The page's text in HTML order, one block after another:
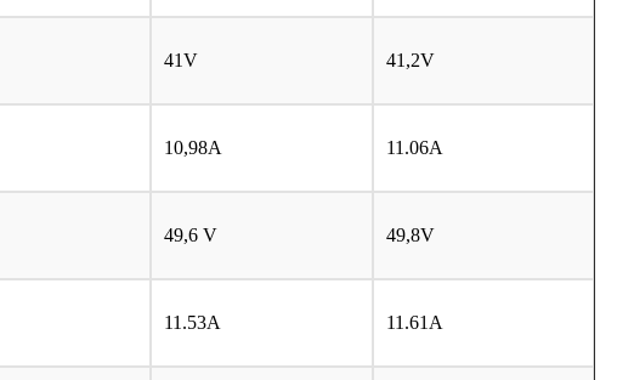
41V 41,2V
10,98A 11.06A
49,6 V 49,8V
11.53A 11.61A